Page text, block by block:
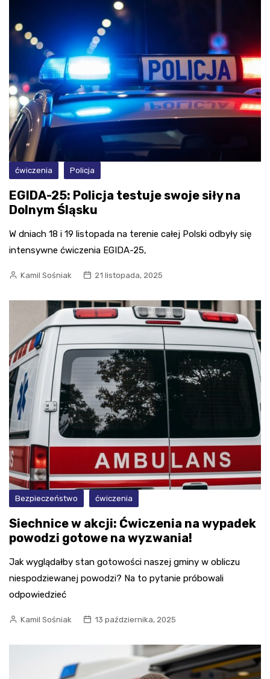
ćwiczenia Policja
EGIDA-25: Policja testuje swoje siły na
Dolnym Śląsku
W dniach 18 i 19 listopada na terenie całej Polski odbyły się
intensywne ćwiczenia EGIDA-25,
Kamil Sośniak 21 listopada, 2025
Bezpieczeństwo ćwiczenia
Siechnice w akcji: Ćwiczenia na wypadek
powodzi gotowe na wyzwania!
Jak wyglądałby stan gotowości naszej gminy w obliczu
niespodziewanej powodzi? Na to pytanie próbowali
odpowiedzieć
Kamil Sośniak 13 października, 2025